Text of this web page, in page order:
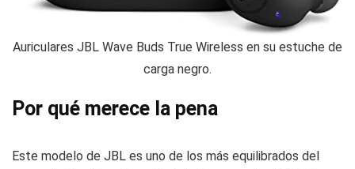
Auriculares JBL Wave Buds True Wireless en su estuche de
carga negro.
Por qué merece la pena
Este modelo de JBL es uno de los más equilibrados del